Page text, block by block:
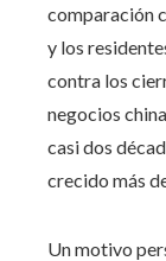
comparación
y los
contra los
negocios
casi dos
crecido más
Un motivo